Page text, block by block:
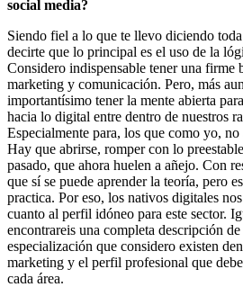
social media?
Siendo fiel a lo que te llevo diciendo
decirte que lo principal es el uso de la
Considero indispensable tener una firme
marketing y comunicación. Pero, más
importantísimo tener la mente abierta
hacia lo digital entre dentro de nuestros
Especialmente para, los que como yo,
Hay que abrirse, romper con lo
pasado, que ahora huelen a añejo. Con
que sí se puede aprender la teoría, pero
practica. Por eso, los nativos digitales
cuanto al perfil idóneo para este sector.
encontrareis una completa descripción de
especialización que considero existen
marketing y el perfil profesional que
cada área.